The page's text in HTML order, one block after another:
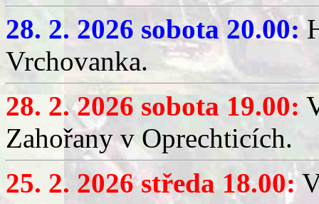
28. 2. 2026 sobota 20.00:
Vrchovanka.
28. 2. 2026 sobota 19.00:
Zahořany v Oprechticích.
25. 2. 2026 středa 18.00: